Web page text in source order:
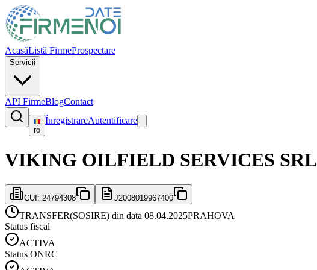
AcasăListă FirmeProspectare
Servicii
API FirmeBlogContact
ro
ÎnregistrareAutentificare
VIKING OILFIELD SERVICES SRL
CUI: 24794308 J2008019967400
TRANSFER(SOSIRE) din data 08.04.2025PRAHOVA
Status fiscal
ACTIVA
Status ONRC